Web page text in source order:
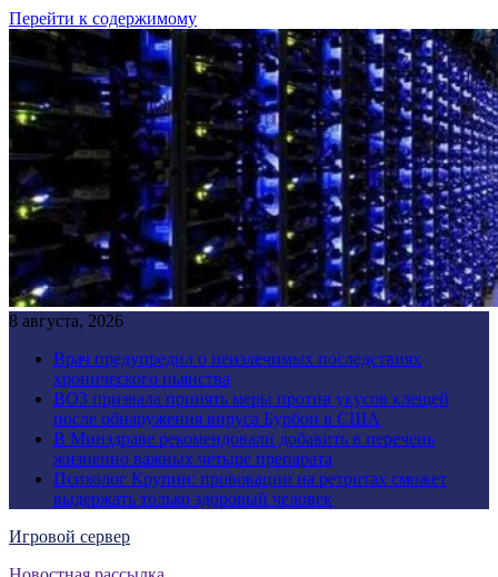
Перейти к содержимому
8 августа, 2026
Врач предупредил о неизлечимых последствиях
хронического пьянства
ВОЗ призвала принять меры против укусов клещей
после обнаружения вируса Бурбон в США
В Минздраве рекомендовали добавить в перечень
жизненно важных четыре препарата
Психолог Крупин: провокации на ретритах сможет
выдержать только здоровый человек
Игровой сервер